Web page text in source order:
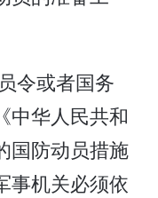
令或者国务
中华人民共和
国防动员措施
事机关必须依